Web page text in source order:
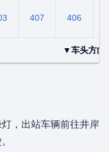
407 406
▼车头方
，出站车辆前往井岸